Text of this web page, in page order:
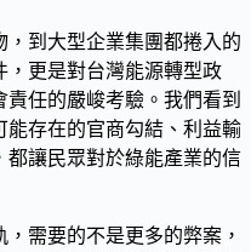
到大型企業集團都捲入的
，更是對台灣能源轉型政
任的嚴峻考驗。我們看到
能存在的官商勾結、利益輸
讓民眾對於綠能產業的信
需要的不是更多的弊案，